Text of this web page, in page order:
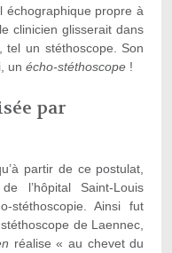
échographique propre à
clinicien glisserait dans
tel un stéthoscope. Son
un écho-stéthoscope!
par
partir de ce postulat,
l’hôpital Saint-Louis
stéthoscopie. Ainsi fut
de Laennec,
réalise « au chevet du